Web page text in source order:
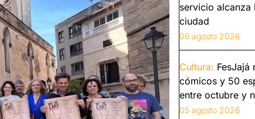
servicio alcanza
ciudad
06 agosto 2026
Cultura: FesJajá
cómicos y 50
entre octubre y
05 agosto 2026